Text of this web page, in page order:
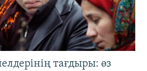
тағдыры: өз